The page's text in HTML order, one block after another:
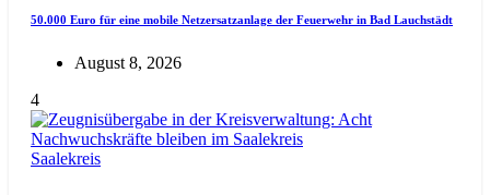
50.000 Euro für eine mobile Netzersatzanlage der Feuerwehr in Bad Lauchstädt
August 8, 2026
4
Saalekreis